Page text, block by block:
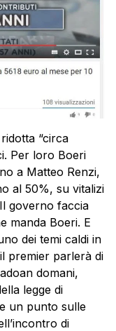
“circa
Per loro Boeri
a Matteo Renzi,
al 50%, su vitalizi
governo faccia
manda Boeri. E
dei temi caldi in
premier parlerà di
domani,
legge di
un punto sulle
di